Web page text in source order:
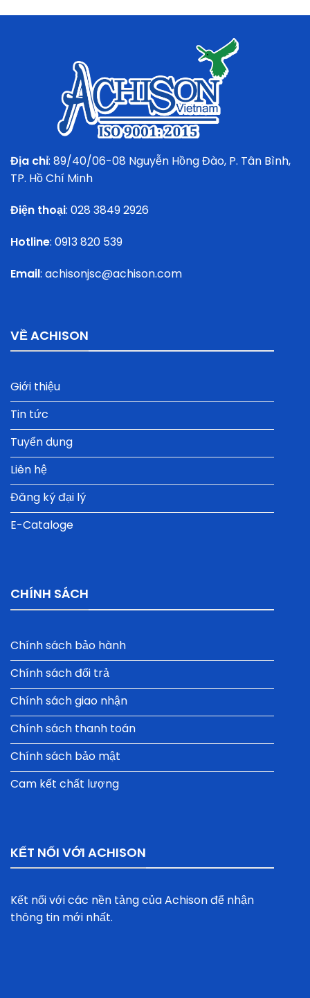
Địa chỉ: 89/40/06-08 Nguyễn Hồng Đào, P. Tân Bình,
TP. Hồ Chí Minh
Điện thoại: 028 3849 2926
Hotline: 0913 820 539
Email: achisonjsc@achison.com
VỀ ACHISON
Giới thiệu
Tin tức
Tuyển dụng
Liên hệ
Đăng ký đại lý
E-Cataloge
CHÍNH SÁCH
Chính sách bảo hành
Chính sách đổi trả
Chính sách giao nhận
Chính sách thanh toán
Chính sách bảo mật
Cam kết chất lượng
KẾT NỐI VỚI ACHISON
Kết nối với các nền tảng của Achison để nhận
thông tin mới nhất.